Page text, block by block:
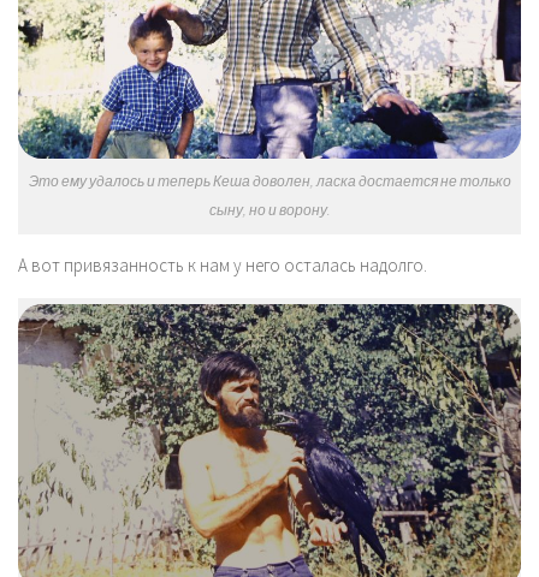
Это ему удалось и теперь Кеша доволен, ласка достается не только
сыну, но и ворону.
А вот привязанность к нам у него осталась надолго.